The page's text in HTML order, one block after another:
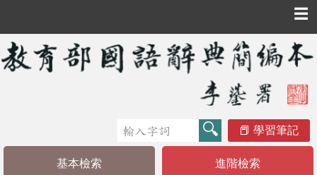
☰
學習筆記
基本檢索 進階檢索